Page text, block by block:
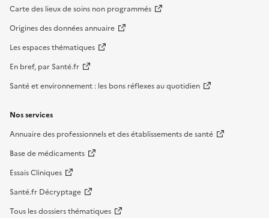
Carte des lieux de soins non programmés
Origines des données annuaire
Les espaces thématiques
En bref, par Santé.fr
Santé et environnement : les bons réflexes au quotidien
Nos services
Annuaire des professionnels et des établissements de santé
Base de médicaments
Essais Cliniques
Santé.fr Décryptage
Tous les dossiers thématiques